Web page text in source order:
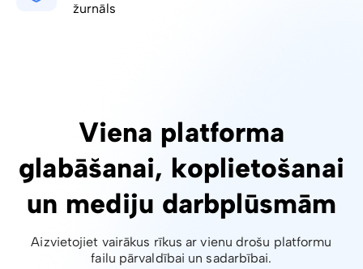
žurnāls
Viena platforma
glabāšanai, koplietošanai
un mediju darbplūsmām
Aizvietojiet vairākus rīkus ar vienu drošu platformu
failu pārvaldībai un sadarbībai.